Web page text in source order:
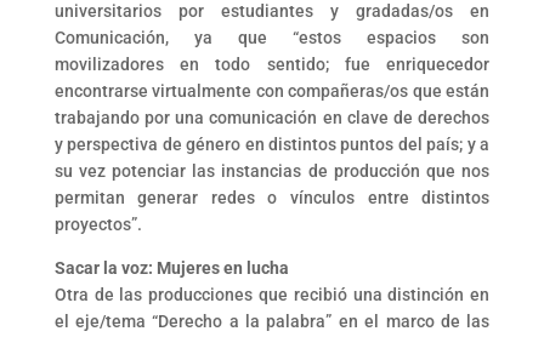
universitarios por estudiantes y gradadas/os en
Comunicación, ya que “estos espacios son
movilizadores en todo sentido; fue enriquecedor
encontrarse virtualmente con compañeras/os que están
trabajando por una comunicación en clave de derechos
y perspectiva de género en distintos puntos del país; y a
su vez potenciar las instancias de producción que nos
permitan generar redes o vínculos entre distintos
proyectos”.
Sacar la voz: Mujeres en lucha
Otra de las producciones que recibió una distinción en
el eje/tema “Derecho a la palabra” en el marco de las